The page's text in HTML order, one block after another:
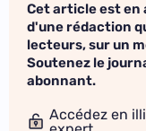
Cet article est en
d'une rédaction
lecteurs, sur un
Soutenez le
abonnant.
Accédez en